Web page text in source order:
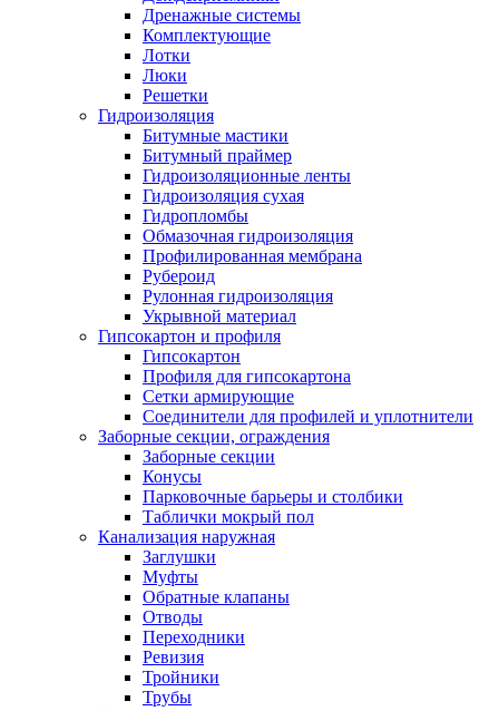
Дренажные системы
Комплектующие
Лотки
Люки
Решетки
Гидроизоляция
Битумные мастики
Битумный праймер
Гидроизоляционные ленты
Гидроизоляция сухая
Гидропломбы
Обмазочная гидроизоляция
Профилированная мембрана
Рубероид
Рулонная гидроизоляция
Укрывной материал
Гипсокартон и профиля
Гипсокартон
Профиля для гипсокартона
Сетки армирующие
Соединители для профилей и уплотнители
Заборные секции, ограждения
Заборные секции
Конусы
Парковочные барьеры и столбики
Таблички мокрый пол
Канализация наружная
Заглушки
Муфты
Обратные клапаны
Отводы
Переходники
Ревизия
Тройники
Трубы